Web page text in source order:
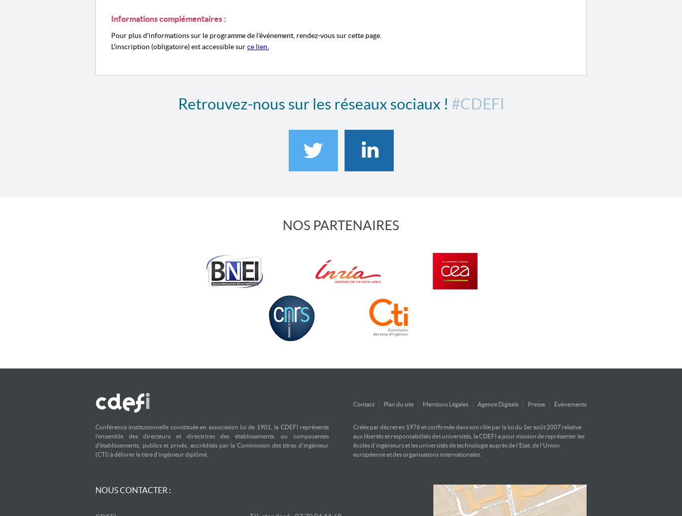
Informations complémentaires :
Pour plus d'informations sur le programme de l'événement, rendez-vous sur cette page.
L'inscription (obligatoire) est accessible surce lien.
Retrouvez-nous sur les réseaux sociaux ! #CDEFI
NOS PARTENAIRES
Contact Plan du site Mentions Légales Agence Digitale Presse Évènements
Conférence institutionnelle constituée en association loi de 1901, la CDEFI représente
l’ensemble des directeurs et directrices des établissements, ou composantes
d’établissements, publics et privés, accrédités par la Commission des titres d’ingénieur
(CTI) à délivrer le titre d’ingénieur diplômé.
Créée par décret en 1976 et confirmée dans son rôle par la loi du 1er août 2007 relative
aux libertés et responsabilités des universités, la CDEFI a pour mission de représenter les
écoles d’ingénieurs et les universités de technologie auprès de l’Etat, de l’Union
européenne et des organisations internationales.
NOUS CONTACTER :